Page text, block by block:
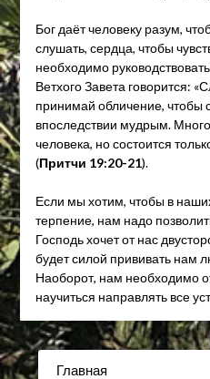
Бог даёт человеку разум,
слушать, сердца, чтобы
необходимо
Ветхого Завета говорится:
принимай обличение, чтобы
впоследствии мудрым.
человека, но состоится
(Притчи 19:20-21).
Если мы хотим, чтобы в
терпение, нам надо
Господь хочет от нас
будет силой прививать нам
Наоборот, нам необходимо
научиться направлять все
Главная